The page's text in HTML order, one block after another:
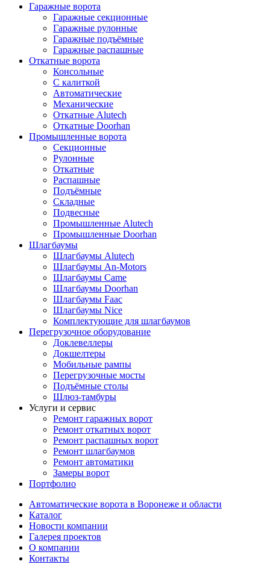
Гаражные ворота
Гаражные секционные
Гаражные рулонные
Гаражные подъёмные
Гаражные распашные
Откатные ворота
Консольные
С калиткой
Автоматические
Механические
Откатные Alutech
Откатные Doorhan
Промышленные ворота
Секционные
Рулонные
Откатные
Распашные
Подъёмные
Складные
Подвесные
Промышленные Alutech
Промышленные Doorhan
Шлагбаумы
Шлагбаумы Alutech
Шлагбаумы An-Motors
Шлагбаумы Came
Шлагбаумы Doorhan
Шлагбаумы Faac
Шлагбаумы Nice
Комплектующие для шлагбаумов
Перегрузочное оборудование
Доклевеллеры
Докшелтеры
Мобильные рампы
Перегрузочные мосты
Подъёмные столы
Шлюз-тамбуры
Услуги и сервис
Ремонт гаражных ворот
Ремонт откатных ворот
Ремонт распашных ворот
Ремонт шлагбаумов
Ремонт автоматики
Замеры ворот
Портфолио
Автоматические ворота в Воронеже и области
Каталог
Новости компании
Галерея проектов
О компании
Контакты